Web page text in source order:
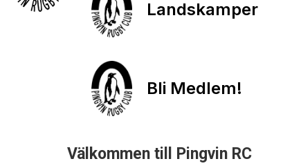
Landskamper
Bli Medlem!
Välkommen till Pingvin RC